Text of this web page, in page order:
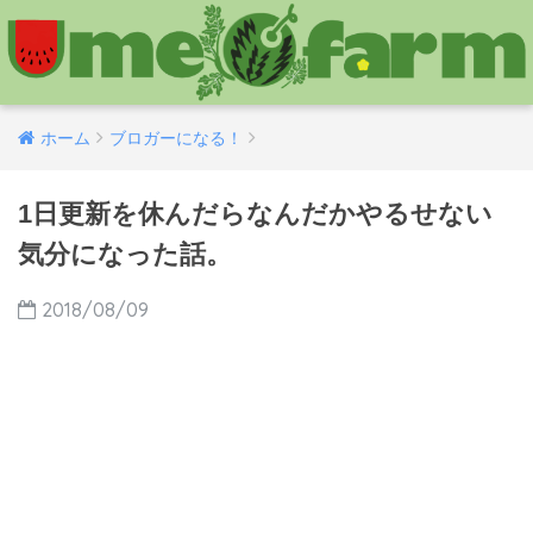
ホーム ブロガーになる！
1日更新を休んだらなんだかやるせない
気分になった話。
2018/08/09